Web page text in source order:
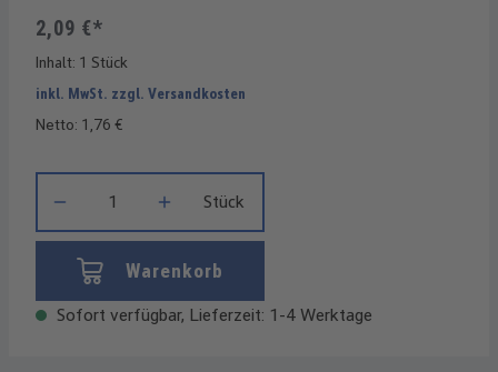
2,09 €*
Inhalt: 1 Stück
inkl. MwSt. zzgl. Versandkosten
Netto: 1,76 €
Stück
Warenkorb
Sofort verfügbar, Lieferzeit: 1-4 Werktage